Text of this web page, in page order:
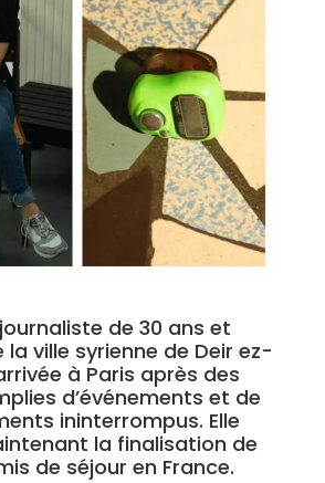
de 30 ans et
la ville syrienne de Deir ez-
à Paris après des
d’événements et de
ininterrompus. Elle
la finalisation de
de séjour en France.